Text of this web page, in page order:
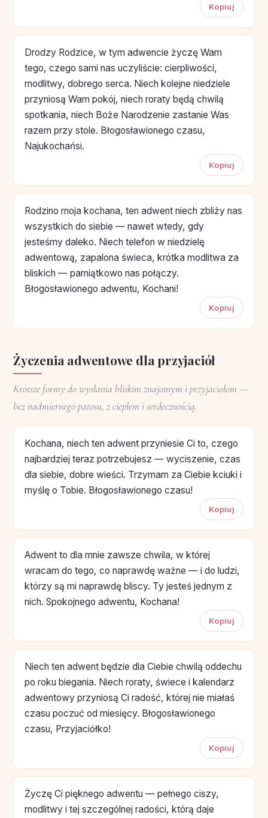
Kopiuj
Drodzy Rodzice, w tym adwencie życzę Wam
tego, czego sami nas uczyliście: cierpliwości,
modlitwy, dobrego serca. Niech kolejne niedziele
przyniosą Wam pokój, niech roraty będą chwilą
spotkania, niech Boże Narodzenie zastanie Was
razem przy stole. Błogosławionego czasu,
Najukochańsi.
Kopiuj
Rodzino moja kochana, ten adwent niech zbliży nas
wszystkich do siebie — nawet wtedy, gdy
jesteśmy daleko. Niech telefon w niedzielę
adwentową, zapalona świeca, krótka modlitwa za
bliskich — pamiątkowo nas połączy.
Błogosławionego adwentu, Kochani!
Kopiuj
Życzenia adwentowe dla przyjaciół
Krótsze formy do wysłania bliskim znajomym i przyjaciołom —
bez nadmiernego patosu, z ciepłem i serdecznością.
Kochana, niech ten adwent przyniesie Ci to, czego
najbardziej teraz potrzebujesz — wyciszenie, czas
dla siebie, dobre wieści. Trzymam za Ciebie kciuki i
myślę o Tobie. Błogosławionego czasu!
Kopiuj
Adwent to dla mnie zawsze chwila, w której
wracam do tego, co naprawdę ważne — i do ludzi,
którzy są mi naprawdę bliscy. Ty jesteś jednym z
nich. Spokojnego adwentu, Kochana!
Kopiuj
Niech ten adwent będzie dla Ciebie chwilą oddechu
po roku biegania. Niech roraty, świece i kalendarz
adwentowy przyniosą Ci radość, której nie miałaś
czasu poczuć od miesięcy. Błogosławionego
czasu, Przyjaciółko!
Kopiuj
Życzę Ci pięknego adwentu — pełnego ciszy,
modlitwy i tej szczególnej radości, którą daje